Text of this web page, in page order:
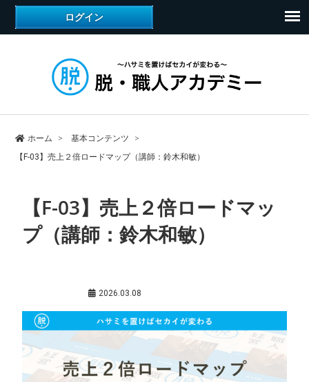
ホーム
基本コンテンツ
【F-03】売上２倍ロードマップ（講師：鈴木和敏）
【F-03】売上２倍ロードマッ
プ（講師：鈴木和敏）
2026.03.08